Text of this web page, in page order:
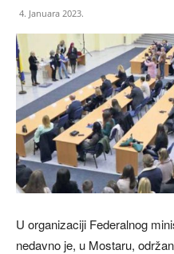
4. Januara 2023.
U organizaciji Federalnog
nedavno je, u Mostaru,